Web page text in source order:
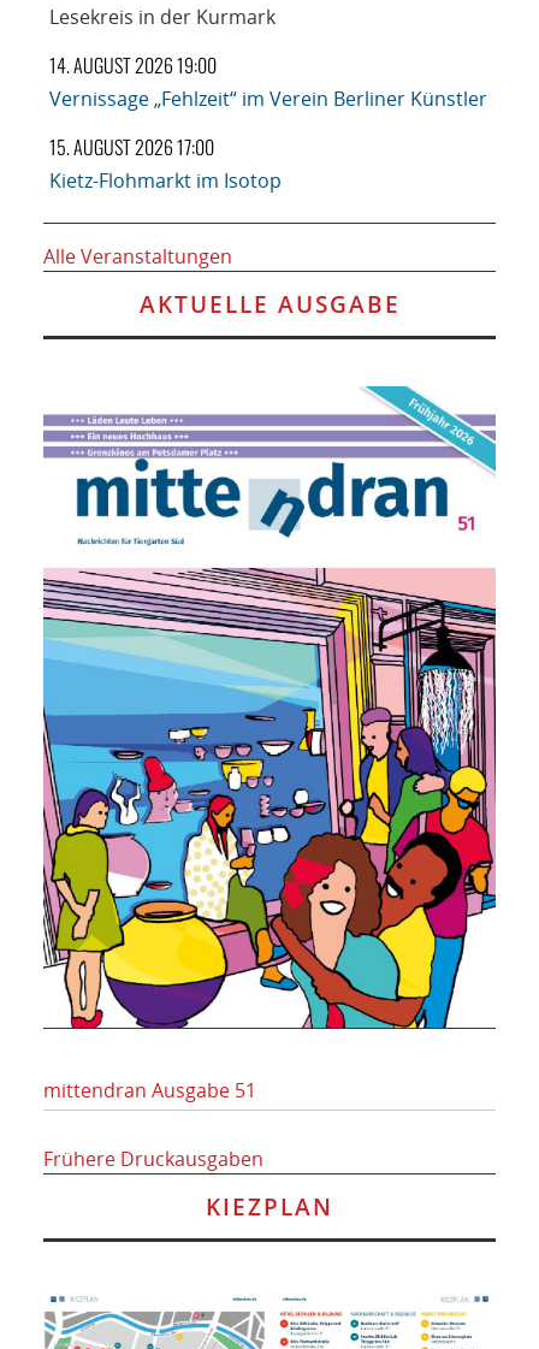
Lesekreis in der Kurmark
14. AUGUST 2026 19:00
Vernissage „Fehlzeit“ im Verein Berliner Künstler
15. AUGUST 2026 17:00
Kietz-Flohmarkt im Isotop
Alle Veranstaltungen
AKTUELLE AUSGABE
mittendran Ausgabe 51
Frühere Druckausgaben
KIEZPLAN